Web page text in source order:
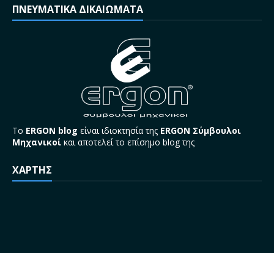
ΠΝΕΥΜΑΤΙΚΑ ΔΙΚΑΙΩΜΑΤΑ
Το ERGON blog είναι ιδιοκτησία της ERGON Σύμβουλοι
Μηχανικοί και αποτελεί το επίσημο blog της
ΧΑΡΤΗΣ